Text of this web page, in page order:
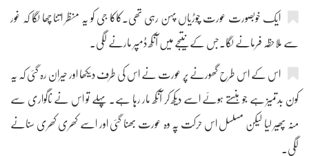
ایک خوبصورت عورت چوڑیاں پہن رہی تھی۔کاکا جی کو یہ منظر اتنا چھا لگا کہ غور
سے ملاحظہ فرمانے لگا۔جس کے نتیجے میں آنکھ ڈمپر مارنے لگی۔
اس کے اس طرح گھورنے پر عورت نے اس کی طرف دیکھا اور حیران رہ گئی کہ یہ
کون بدتمیز ہے جو ہنستے ہوئے اسے دیکھ کر آنکھ مار رہا ہے۔ پہلے تو اس نے ناگواری سے
منہ پھیر لیا لیکن مسلسل اس حرکت پہ وہ عورت بھنا گئی اور اسے کھری کھری سنانے
لگی۔